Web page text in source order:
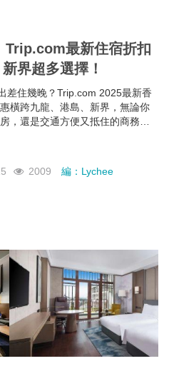
Trip.com最新住宿折扣
界超多選擇！
差住幾晚？Trip.com 2025最新香
橫跨九龍、港島、新界，無論你
，還是交通方便又抵住的商務型
2009 編：Lychee